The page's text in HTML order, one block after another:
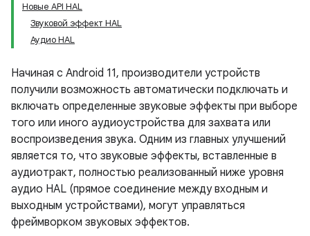
Новые API HAL
Звуковой эффект HAL
Аудио HAL
Начиная с Android 11, производители устройств
получили возможность автоматически подключать и
включать определенные звуковые эффекты при выборе
того или иного аудиоустройства для захвата или
воспроизведения звука. Одним из главных улучшений
является то, что звуковые эффекты, вставленные в
аудиотракт, полностью реализованный ниже уровня
аудио HAL (прямое соединение между входным и
выходным устройствами), могут управляться
фреймворком звуковых эффектов.